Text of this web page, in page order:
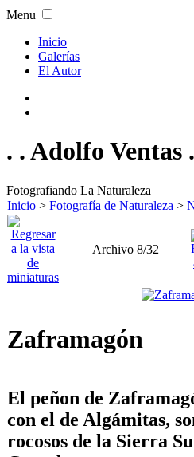
Menu
Inicio
Galerías
El Autor
. . Adolfo Ventas
Fotografiando La Naturaleza
Inicio > Fotografía de Naturaleza >
Archivo 8/32
Zaframagón
El peñon de
con el de Algámitas,
rocosos de la Sierra